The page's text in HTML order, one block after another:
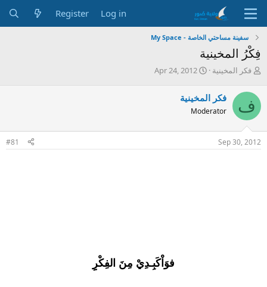
Log in
Register
سفينة مساحتي الخاصة - My Space
فِكْرُ المخينية
T
r
e
a
d
s
t
فكر المخينية
S
r
t
a
Apr 24, 2012
ف فكر المخينية
Moderator
Sep 30, 2012
#81
فوَاْكَبِـدِيْ مِنَ الفِكْرِِ